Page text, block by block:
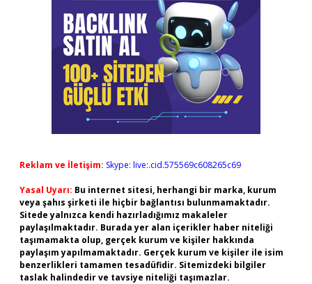
Reklam ve İletişim: Skype: live:.cid.575569c608265c69
Yasal Uyarı: Bu internet sitesi, herhangi bir marka, kurum
veya şahıs şirketi ile hiçbir bağlantısı bulunmamaktadır.
Sitede yalnızca kendi hazırladığımız makaleler
paylaşılmaktadır. Burada yer alan içerikler haber niteliği
taşımamakta olup, gerçek kurum ve kişiler hakkında
paylaşım yapılmamaktadır. Gerçek kurum ve kişiler ile isim
benzerlikleri tamamen tesadüfidir. Sitemizdeki bilgiler
taslak halindedir ve tavsiye niteliği taşımazlar.